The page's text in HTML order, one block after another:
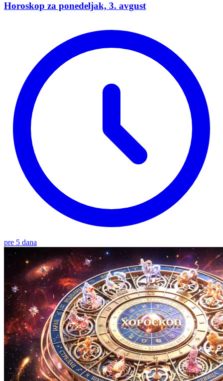
Horoskop za ponedeljak, 3. avgust
pre 5 dana